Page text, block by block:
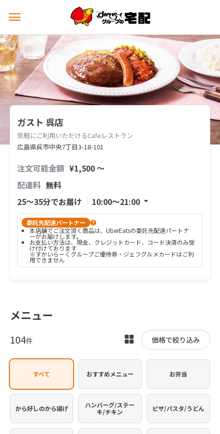
メ
ュ
ー
を
開
く
ガスト 呉店
気軽にご利用いただけるCafeレストラン
広島県呉市中央7丁目3-18-101
注文可能金額 ¥1,500 〜
配達料 無料
25〜35分でお届け
10:00〜21:00
委託先配達パートナー ?
本店舗でご注文頂く商品は、UberEatsの委託先配達パートナ
ーがお届けします。
お支払い方法は、現金、クレジットカード、コード決済のみ受
け付けております
※すかいらーくグループご優待券・ジェフグルメカードはご利
用できません
メニュー
104件
表
を
り
替
価格で絞り込み
すべて おすすめメニュー お弁当
から好しのから揚げ
ハンバーグ/ステー
キ/チキン
ピザ/パスタ/うどん